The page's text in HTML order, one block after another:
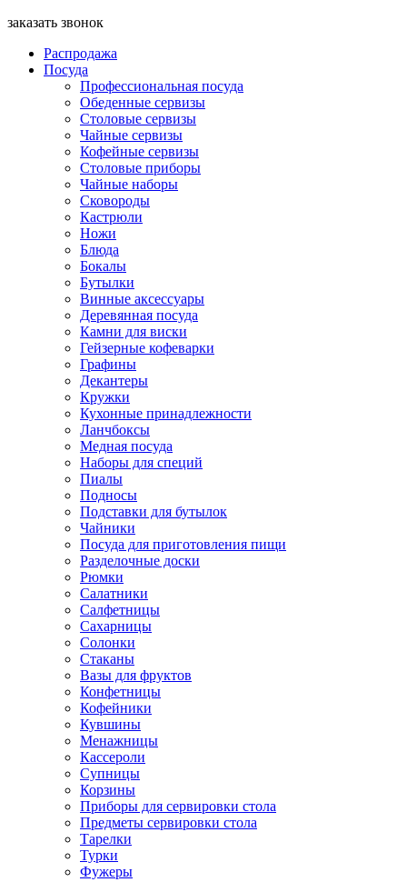
заказать звонок
Распродажа
Посуда
Профессиональная посуда
Обеденные сервизы
Столовые сервизы
Чайные сервизы
Кофейные сервизы
Столовые приборы
Чайные наборы
Сковороды
Кастрюли
Ножи
Блюда
Бокалы
Бутылки
Винные аксессуары
Деревянная посуда
Камни для виски
Гейзерные кофеварки
Графины
Декантеры
Кружки
Кухонные принадлежности
Ланчбоксы
Медная посуда
Наборы для специй
Пиалы
Подносы
Подставки для бутылок
Чайники
Посуда для приготовления пищи
Разделочные доски
Рюмки
Салатники
Салфетницы
Сахарницы
Солонки
Стаканы
Вазы для фруктов
Конфетницы
Кофейники
Кувшины
Менажницы
Кассероли
Супницы
Корзины
Приборы для сервировки стола
Предметы сервировки стола
Тарелки
Турки
Фужеры